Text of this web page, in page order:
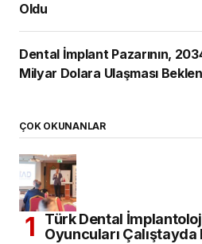
Oldu
Dental İmplant Pazarının,
Milyar Dolara Ulaşması
ÇOK OKUNANLAR
Türk Dental
Oyuncuları Çalıştayda